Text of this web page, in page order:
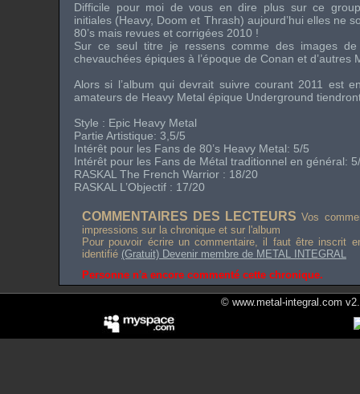
Difficile pour moi de vous en dire plus sur ce
initiales (Heavy, Doom et Thrash) aujourd’hui elles ne
80’s mais revues et corrigées 2010 !
Sur ce seul titre je ressens comme des images
chevauchées épiques à l’époque de Conan et d’autres
Alors si l’album qui devrait suivre courant 2011 est
amateurs de Heavy Metal épique Underground
Style : Epic Heavy Metal
Partie Artistique: 3,5/5
Intérêt pour les Fans de 80’s Heavy Metal: 5/5
Intérêt pour les Fans de Métal traditionnel en général:
RASKAL The French Warrior : 18/20
RASKAL L’Objectif : 17/20
COMMENTAIRES DES LECTEURS Vos
impressions sur la chronique et sur l'album
Pour pouvoir écrire un commentaire, il faut être inscrit
identifié (Gratuit) Devenir membre de METAL INTEGRAL
Personne n'a encore commenté cette chronique.
© www.metal-integral.com